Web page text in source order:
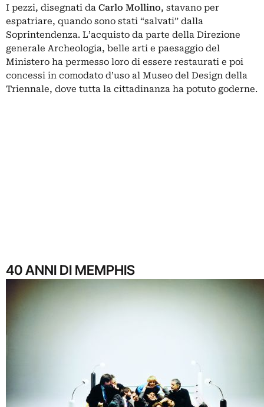
I pezzi, disegnati da Carlo Mollino, stavano per
espatriare, quando sono stati “salvati” dalla
Soprintendenza. L’acquisto da parte della Direzione
generale Archeologia, belle arti e paesaggio del
Ministero ha permesso loro di essere restaurati e poi
concessi in comodato d’uso al Museo del Design della
Triennale, dove tutta la cittadinanza ha potuto goderne.
40 ANNI DI MEMPHIS